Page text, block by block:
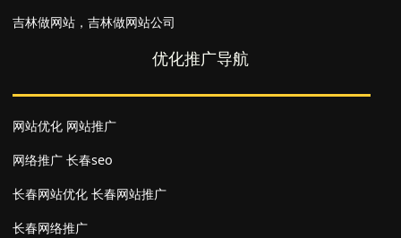
吉林做网站 ，吉林做网站公司
优化推广导航
网站优化 网站推广
网络推广 长春seo
长春网站优化 长春网站推广
长春网络推广